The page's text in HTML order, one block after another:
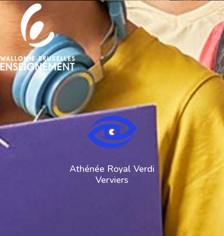
Athénée Royal Verdi
Verviers